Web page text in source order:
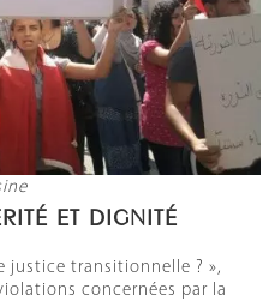
ET DIGNITÉ
justice transitionnelle ? »,
concernées par la